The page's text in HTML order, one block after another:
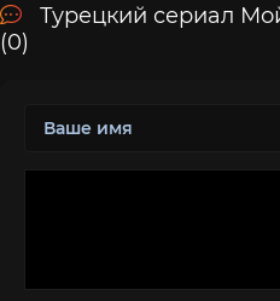
Турецкий сериал
(0)